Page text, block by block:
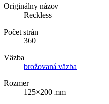
Originálny názov
Reckless
Počet strán
360
Väzba
brožovaná väzba
Rozmer
125×200 mm